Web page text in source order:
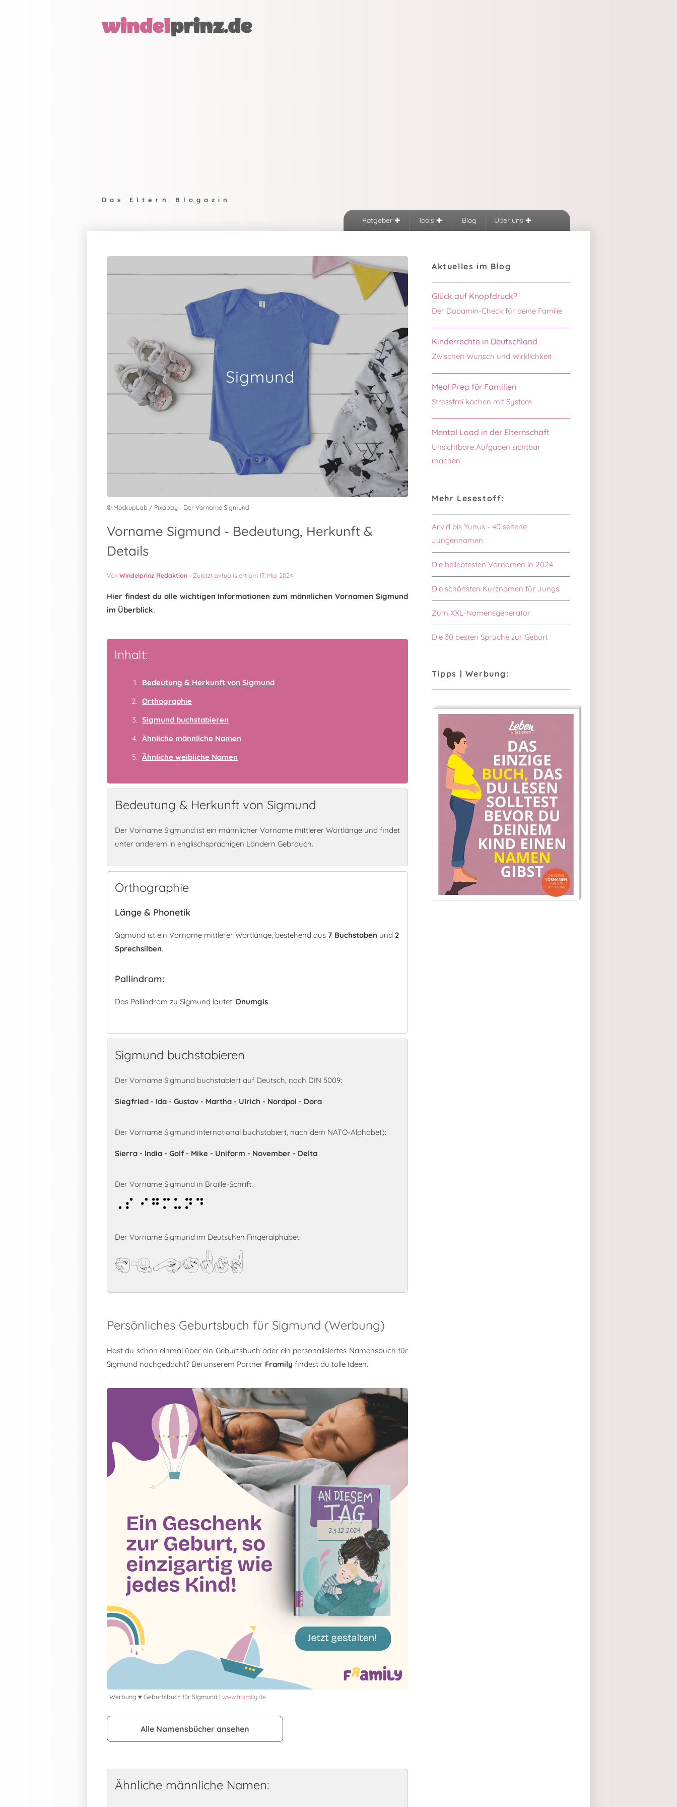
windelprinz.de
Das Eltern Blogazin
Ratgeber Tools Blog Über uns
Sigmund
© MockupLab / Pixabay - Der Vorname Sigmund
Vorname Sigmund - Bedeutung, Herkunft &
Details
VonWindelprinz Redaktion - Zuletzt aktualisiert am 17. Mai 2024
Hier findest du alle wichtigen Informationen zum männlichen Vornamen Sigmund
im Überblick.
Inhalt:
Bedeutung & Herkunft von Sigmund
Orthographie
Sigmund buchstabieren
Ähnliche männliche Namen
Ähnliche weibliche Namen
Bedeutung & Herkunft von Sigmund
Der Vorname Sigmund ist ein männlicher Vorname mittlerer Wortlänge und findet
unter anderem in englischsprachigen Ländern Gebrauch.
Orthographie
Länge & Phonetik
Sigmund ist ein Vorname mittlerer Wortlänge, bestehend aus 7 Buchstaben und 2
Sprechsilben.
Pallindrom:
Das Pallindrom zu Sigmund lautet: Dnumgis.
Sigmund buchstabieren
Der Vorname Sigmund buchstabiert auf Deutsch, nach DIN 5009:
Siegfried - Ida - Gustav - Martha - Ulrich - Nordpol - Dora
Der Vorname Sigmund international buchstabiert, nach dem NATO-Alphabet):
Sierra - India - Golf - Mike - Uniform - November - Delta
Der Vorname Sigmund in Braille-Schrift:
Sigmund
Der Vorname Sigmund im Deutschen Fingeralphabet:
Sigmund
Persönliches Geburtsbuch für Sigmund (Werbung)
Hast du schon einmal über ein Geburtsbuch oder ein personalisiertes Namensbuch für
Sigmund nachgedacht? Bei unserem Partner Framily findest du tolle Ideen.
Werbung ♥ Geburtsbuch für Sigmund | www.framily.de
Alle Namensbücher ansehen
Ähnliche männliche Namen:
Aktuelles im Blog
Glück auf Knopfdruck?
Der Dopamin-Check für deine Familie
Kinderrechte in Deutschland
Zwischen Wunsch und Wirklichkeit
Meal Prep für Familien
Stressfrei kochen mit System
Mental Load in der Elternschaft
Unsichtbare Aufgaben sichtbar
machen
Mehr Lesestoff:
Arvid bis Yunus - 40 seltene
Jungennamen
Die beliebtesten Vornamen in 2024
Die schönsten Kurznamen für Jungs
Zum XXL-Namensgenerator
Die 30 besten Sprüche zur Geburt
Tipps | Werbung: